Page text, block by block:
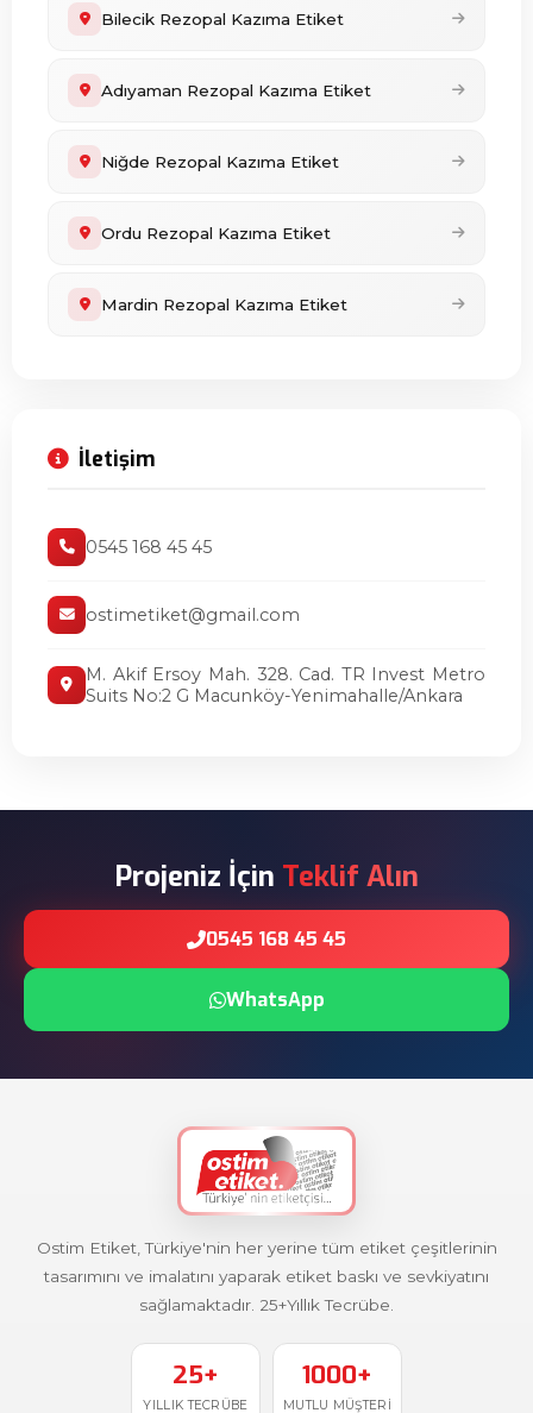
Bilecik Rezopal Kazıma Etiket
Adıyaman Rezopal Kazıma Etiket
Niğde Rezopal Kazıma Etiket
Ordu Rezopal Kazıma Etiket
Mardin Rezopal Kazıma Etiket
İletişim
0545 168 45 45
ostimetiket@gmail.com
M. Akif Ersoy Mah. 328. Cad. TR Invest Metro
Suits No:2 G Macunköy-Yenimahalle/Ankara
Projeniz İçin Teklif Alın
0545 168 45 45
WhatsApp
Ostim Etiket, Türkiye'nin her yerine tüm etiket çeşitlerinin
tasarımını ve imalatını yaparak etiket baskı ve sevkiyatını
sağlamaktadır. 25+Yıllık Tecrübe.
25+
YILLIK TECRÜBE
1000+
MUTLU MÜŞTERI